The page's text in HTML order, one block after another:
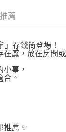
薦
存錢筒登場！
在感，放在房間或
事，
合。
推薦 ✨